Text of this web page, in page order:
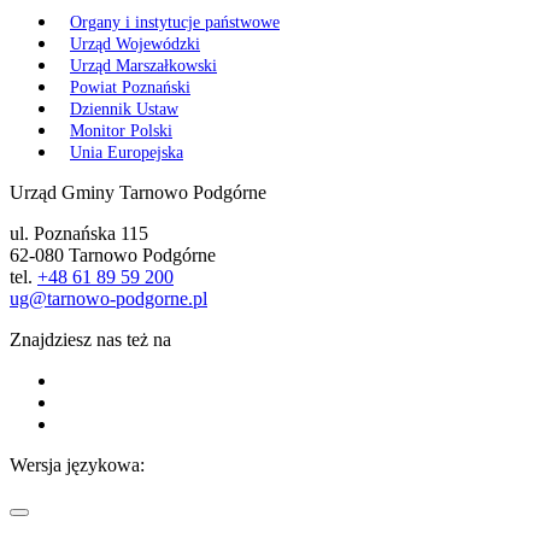
Organy i instytucje państwowe
Urząd Wojewódzki
Urząd Marszałkowski
Powiat Poznański
Dziennik Ustaw
Monitor Polski
Unia Europejska
Urząd Gminy Tarnowo Podgórne
ul. Poznańska 115
62-080 Tarnowo Podgórne
tel. +48 61 89 59 200
ug@tarnowo-podgorne.pl
Znajdziesz nas też na
Wersja językowa: